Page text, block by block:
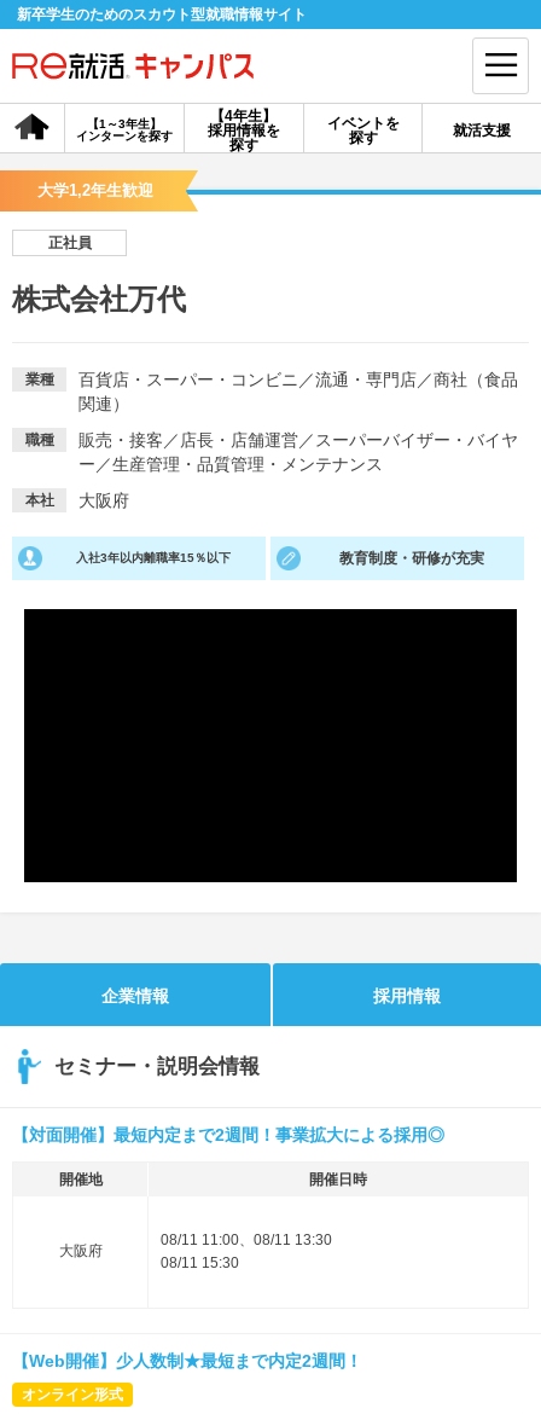
新卒学生のためのスカウト型就職情報サイト
【4年生】
採用情報を
探す
【1～3年生】
インターンを探す
イベントを
探す
就活支援
会員登録 ログイン
探す
イベントを探す スカウト お知らせ
就活支援 就活コラム
大学1,2年生歓迎
正社員
株式会社万代
業種 百貨店・スーパー・コンビニ ／流通・専門店／商社（食品
関連）
職種 販売・接客 ／ 店長・店舗運営／ スーパーバイザー・バイヤ
ー ／生産管理・品質管理・メンテナンス
本社 大阪府
入社3年以内離職率15％以下 教育制度・研修が充実
企業情報 採用情報
セミナー・説明会情報
【対面開催】最短内定まで2週間！事業拡大による採用◎
開催地 開催日時
大阪府
08/11 11:00、08/11 13:30
08/11 15:30
【Web開催】少人数制★最短まで内定2週間！
オンライン形式